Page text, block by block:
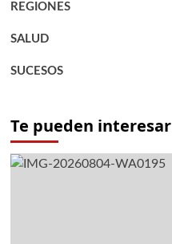
REGIONES
SALUD
SUCESOS
Te pueden interesar